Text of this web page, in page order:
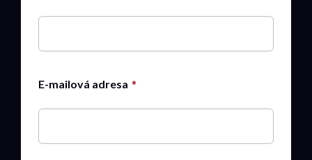
E-mailová adresa